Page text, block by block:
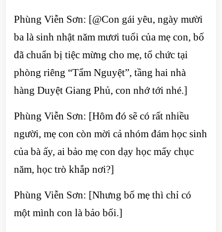
Phùng Viễn Sơn: [@Con gái yêu, ngày mười
ba là sinh nhật năm mươi tuổi của mẹ con, bố
đã chuẩn bị tiệc mừng cho mẹ, tổ chức tại
phòng riêng “Tẩm Nguyệt”, tầng hai nhà
hàng Duyệt Giang Phủ, con nhớ tới nhé.]
Phùng Viễn Sơn: [Hôm đó sẽ có rất nhiều
người, mẹ con còn mời cả nhóm đám học sinh
của bà ấy, ai bảo mẹ con dạy học mấy chục
năm, học trò khắp nơi?]
Phùng Viễn Sơn: [Nhưng bố mẹ thì chỉ có
một mình con là bảo bối.]